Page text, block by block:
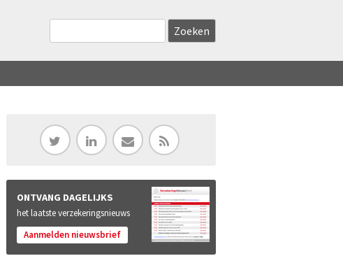
ONTVANG DAGELIJKS
het laatste verzekeringsnieuws
Aanmelden nieuwsbrief